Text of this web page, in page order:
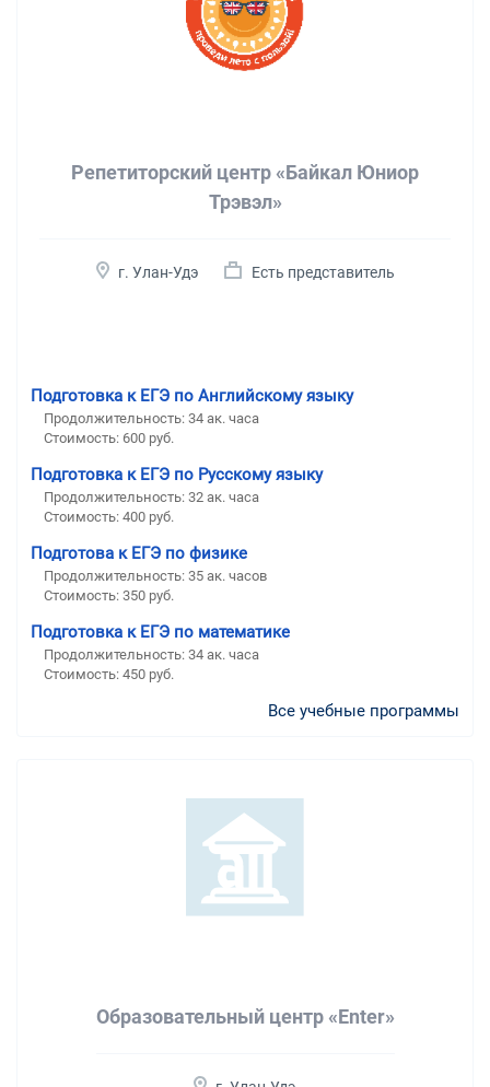
Репетиторский центр «Байкал Юниор
Трэвэл»
г. Улан-Удэ Есть представитель
Подготовка к ЕГЭ по Английскому языку
Продолжительность: 34 ак. часа
Стоимость: 600 руб.
Подготовка к ЕГЭ по Русскому языку
Продолжительность: 32 ак. часа
Стоимость: 400 руб.
Подготова к ЕГЭ по физике
Продолжительность: 35 ак. часов
Стоимость: 350 руб.
Подготовка к ЕГЭ по математике
Продолжительность: 34 ак. часа
Стоимость: 450 руб.
Все учебные программы
Образовательный центр «Enter»